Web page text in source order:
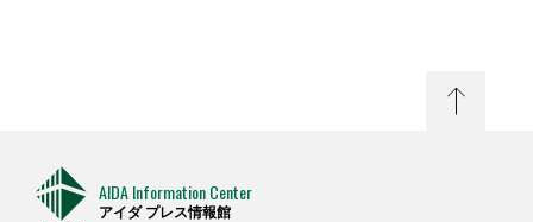
AIDA Information Center
アイダ プレス情報館